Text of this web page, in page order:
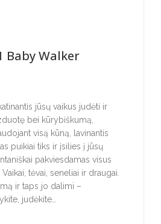
Baby Walker
jūsų vaikus judėti ir
bei kūrybiškumą,
visą kūną, lavinantis
puikiai tiks ir įsilies į jūsų
pakviesdamas visus
tėvai, seneliai ir draugai.
ir taps jo dalimi –
judėkite…